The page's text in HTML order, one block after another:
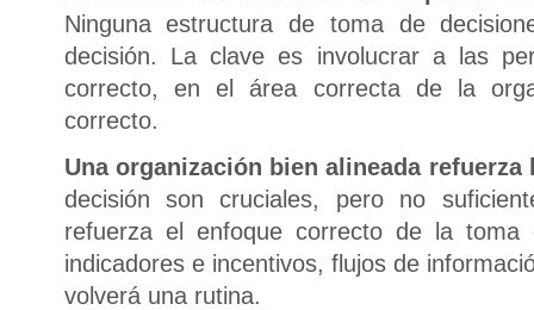
Ninguna estructura de toma de
decisión. La clave es involucrar a las
correcto, en el área correcta de la
correcto.
Una organización bien alineada refuerza
decisión son cruciales, pero no
refuerza el enfoque correcto de la toma
indicadores e incentivos, flujos de
volverá una rutina.